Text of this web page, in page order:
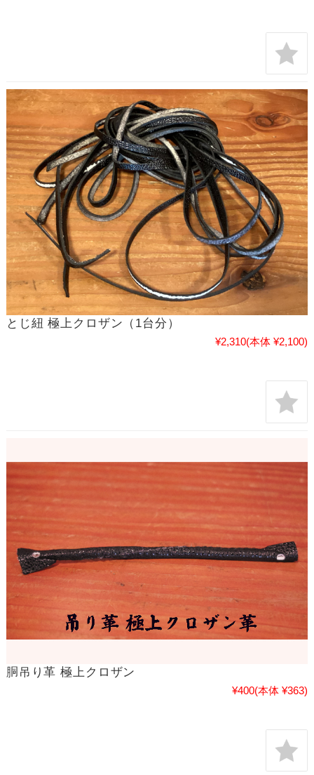
とじ紐 極上クロザン（1台分）
¥2,310(本体 ¥2,100)
胴吊り革 極上クロザン
¥400(本体 ¥363)